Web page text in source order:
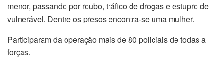
menor, passando por roubo, tráfico de drogas e estupro de
vulnerável. Dentre os presos encontra-se uma mulher.
Participaram da operação mais de 80 policiais de todas a
forças.